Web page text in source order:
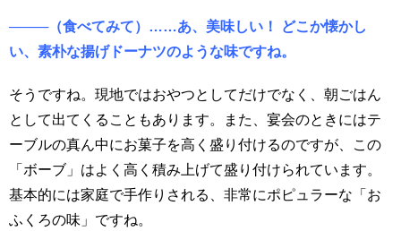
────（食べてみて）……あ、美味しい！ どこか懐かし
い、素朴な揚げドーナツのような味ですね。
そうですね。現地ではおやつとしてだけでなく、朝ごはん
として出てくることもあります。また、宴会のときにはテ
ーブルの真ん中にお菓子を高く盛り付けるのですが、この
「ボーブ」はよく高く積み上げて盛り付けられています。
基本的には家庭で手作りされる、非常にポピュラーな「お
ふくろの味」ですね。